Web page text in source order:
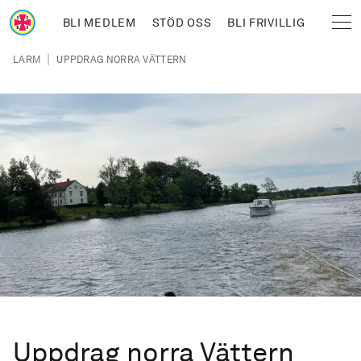
Hoppa till huvudinnehåll
BLI MEDLEM STÖD OSS BLI FRIVILLIG
Länkstig
LARM | UPPDRAG NORRA VÄTTERN
Uppdrag norra Vättern